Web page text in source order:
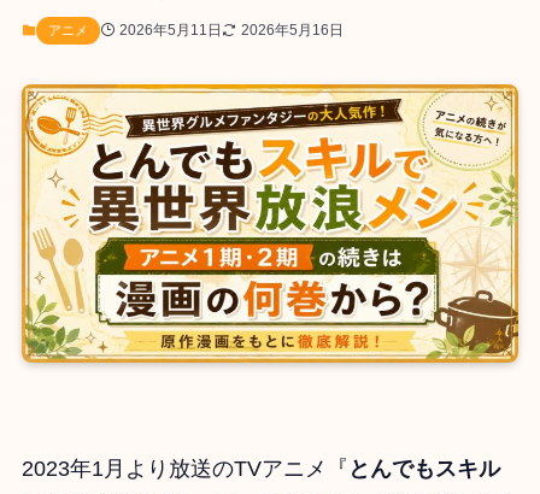
アニメ 2026年5月11日 2026年5月16日
2023年1月より放送のTVアニメ『 とんでもスキル